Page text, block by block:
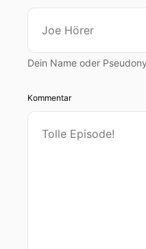
Dein Name oder
Kommentar